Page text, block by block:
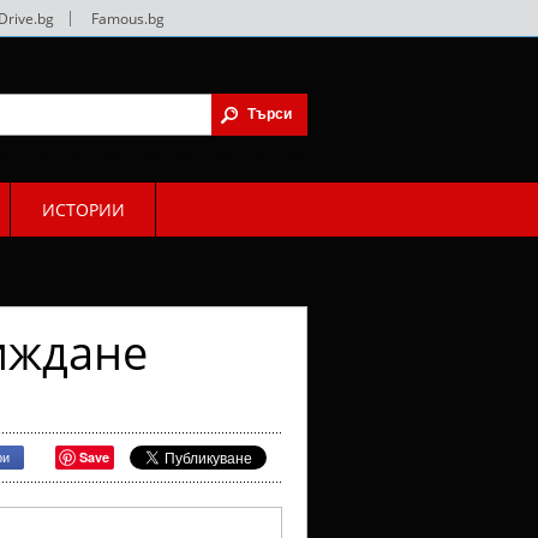
Famous.bg
ИСТОРИИ
Save